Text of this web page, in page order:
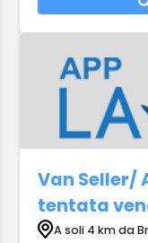
Van Seller/
tentata
A soli 4 km da